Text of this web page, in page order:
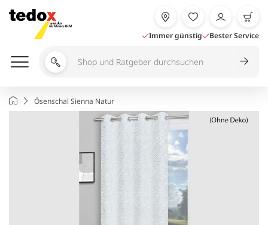
Inhalt
springen
Immer günstig Bester Service
Shop
durchsuchen
StartseiteÖsenschal Sienna Natur